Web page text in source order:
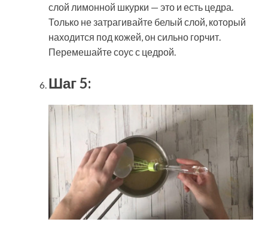
слой лимонной шкурки — это и есть цедра.
Только не затрагивайте белый слой, который
находится под кожей, он сильно горчит.
Перемешайте соус с цедрой.
Шаг 5: